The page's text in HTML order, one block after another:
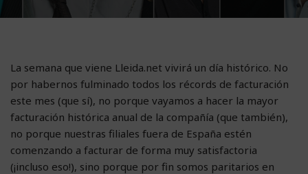
La semana que viene Lleida.net vivirá un día histórico. No
por habernos fulminado todos los récords de facturación
este mes (que sí), no porque vayamos a hacer la mayor
facturación histórica anual de la compañía (que también),
no porque nuestras filiales fuera de España estén
comenzando a facturar de forma muy satisfactoria
(¡incluso eso!), sino porque por fin somos paritarios en